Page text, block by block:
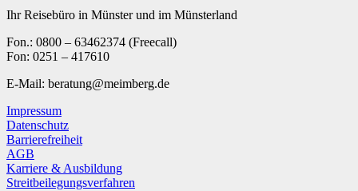
Ihr Reisebüro in Münster und im Münsterland
Fon.: 0800 – 63462374 (Freecall)
Fon: 0251 – 417610
E-Mail: beratung@meimberg.de
Impressum
Datenschutz
Barrierefreiheit
AGB
Karriere & Ausbildung
Streitbeilegungsverfahren